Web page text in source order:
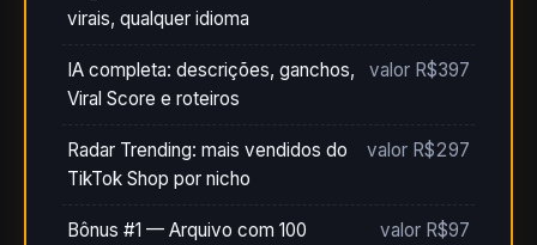
virais, qualquer idioma
IA completa: descrições, ganchos,
Viral Score e roteiros
valor R$397
Radar Trending: mais vendidos do
TikTok Shop por nicho
valor R$297
Bônus #1 — Arquivo com 100 valor R$97